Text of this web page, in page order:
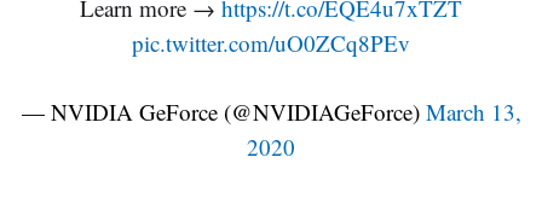
Learn more → https://t.co/EQE4u7xTZT
pic.twitter.com/uO0ZCq8PEv
— NVIDIA GeForce (@NVIDIAGeForce) March 13,
2020